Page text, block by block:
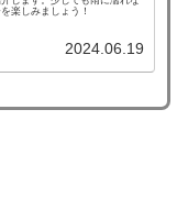
楽しみましょう！
2024.06.19